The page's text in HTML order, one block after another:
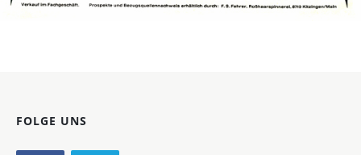
Bild-ID: 40186
FOLGE UNS